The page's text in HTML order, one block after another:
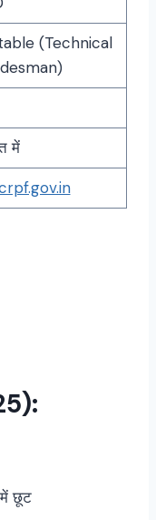
(Technical
में
में छूट